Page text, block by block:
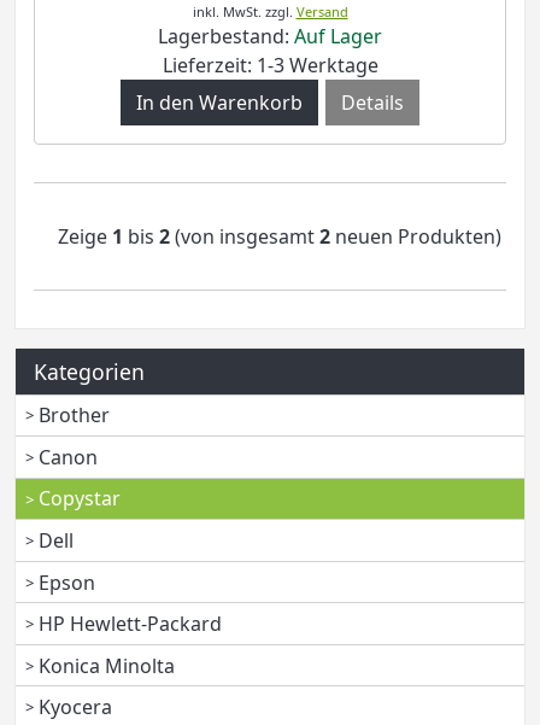
inkl. MwSt. zzgl. Versand
Lagerbestand: Auf Lager
Lieferzeit: 1-3 Werktage
Details
Zeige 1 bis 2(von insgesamt2 neuen Produkten)
Kategorien
Brother
Canon
Copystar
Dell
Epson
HP Hewlett-Packard
Konica Minolta
Kyocera